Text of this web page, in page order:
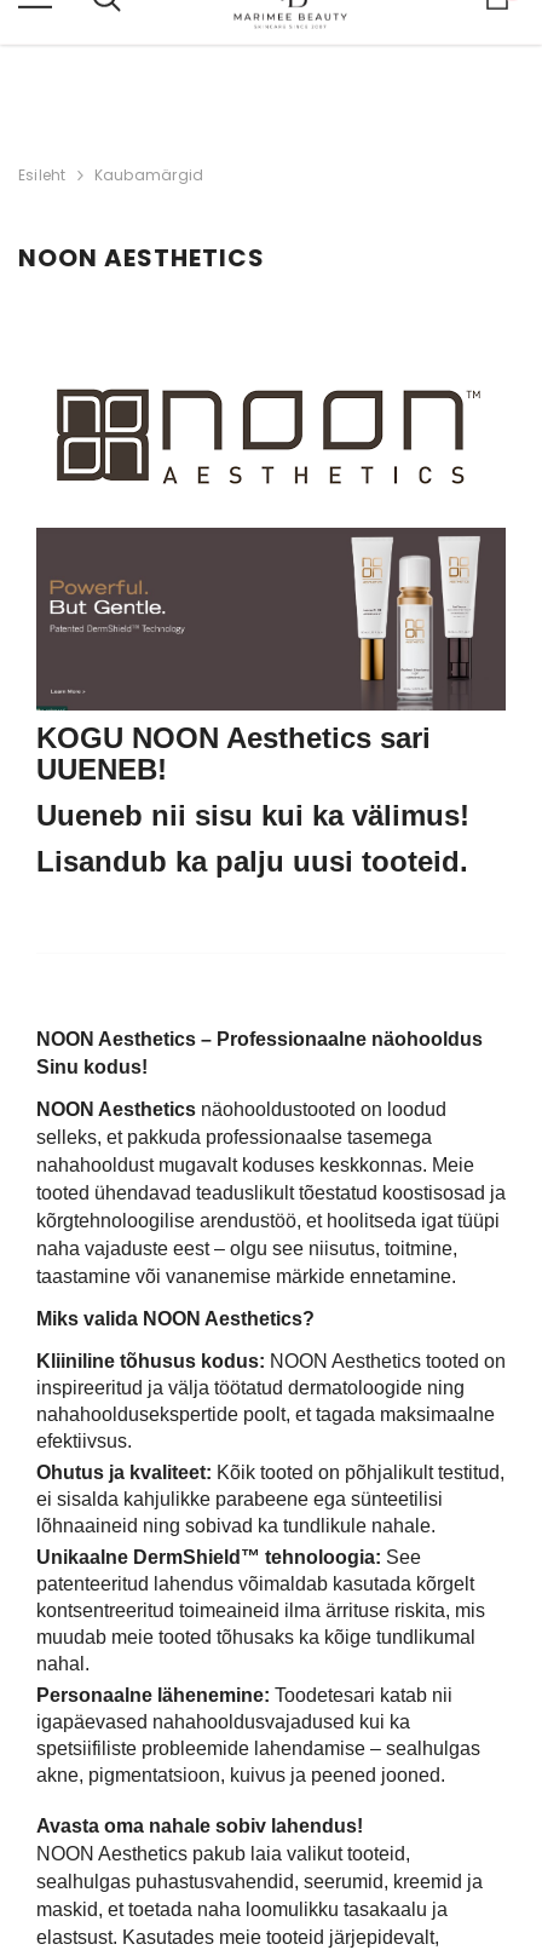
SAATMINE/ SHIPPING TO EST, LT, LV, FIN
Esileht Kaubamärgid
NOON AESTHETICS
KOGU NOON Aesthetics sari
UUENEB!
Uueneb nii sisu kui ka välimus!
Lisandub ka palju uusi tooteid.
NOON Aesthetics – Professionaalne näohooldus
Sinu kodus!
NOON Aesthetics näohooldustooted on loodud
selleks, et pakkuda professionaalse tasemega
nahahooldust mugavalt koduses keskkonnas. Meie
tooted ühendavad teaduslikult tõestatud koostisosad ja
kõrgtehnoloogilise arendustöö, et hoolitseda igat tüüpi
naha vajaduste eest – olgu see niisutus, toitmine,
taastamine või vananemise märkide ennetamine.
Miks valida NOON Aesthetics?
Kliiniline tõhusus kodus: NOON Aesthetics tooted on
inspireeritud ja välja töötatud dermatoloogide ning
nahahooldusekspertide poolt, et tagada maksimaalne
efektiivsus.
Ohutus ja kvaliteet: Kõik tooted on põhjalikult testitud,
ei sisalda kahjulikke parabeene ega sünteetilisi
lõhnaaineid ning sobivad ka tundlikule nahale.
Unikaalne DermShield™ tehnoloogia: See
patenteeritud lahendus võimaldab kasutada kõrgelt
kontsentreeritud toimeaineid ilma ärrituse riskita, mis
muudab meie tooted tõhusaks ka kõige tundlikumal
nahal.
Personaalne lähenemine: Toodetesari katab nii
igapäevased nahahooldusvajadused kui ka
spetsiifiliste probleemide lahendamise – sealhulgas
akne, pigmentatsioon, kuivus ja peened jooned.
Avasta oma nahale sobiv lahendus!
NOON Aesthetics pakub laia valikut tooteid,
sealhulgas puhastusvahendid, seerumid, kreemid ja
maskid, et toetada naha loomulikku tasakaalu ja
elastsust. Kasutades meie tooteid järjepidevalt,
CANTABRIA Labs - ENDOCARE
Hyaluboost Age Barrier Serum-
30 ml- klientide lemmik! UUS!
CANTABRIA Labs
RADIANCE - C
Serum- 30